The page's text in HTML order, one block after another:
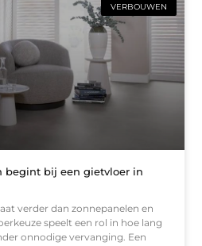
VERBOUWEN
begint bij een gietvloer in
verder dan zonnepanelen en
speelt een rol in hoe lang
onnodige vervanging. Een